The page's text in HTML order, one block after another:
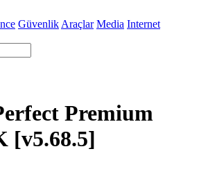
Güvenlik Araçlar Media Internet
Premium
[v5.68.5]